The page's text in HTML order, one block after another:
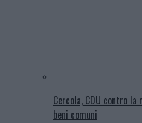
Cercola, CDU contro
beni comuni